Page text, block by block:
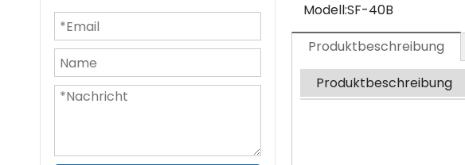
Modell:SF-40B
Produktbeschreibung
Produktbeschreibung